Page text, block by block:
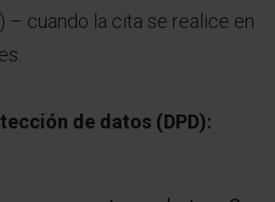
– cuando la cita se realice en
de datos (DPD):